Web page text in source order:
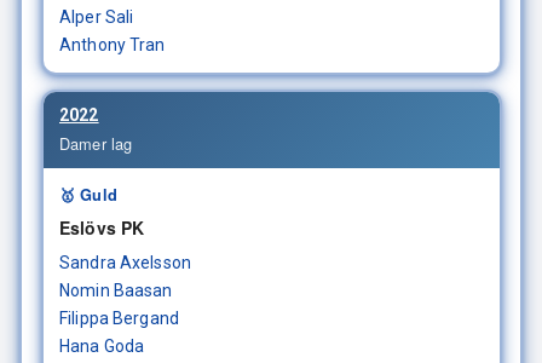
Alper Sali
Anthony Tran
2022
Damer lag
🥇 Guld
Eslövs PK
Sandra Axelsson
Nomin Baasan
Filippa Bergand
Hana Goda